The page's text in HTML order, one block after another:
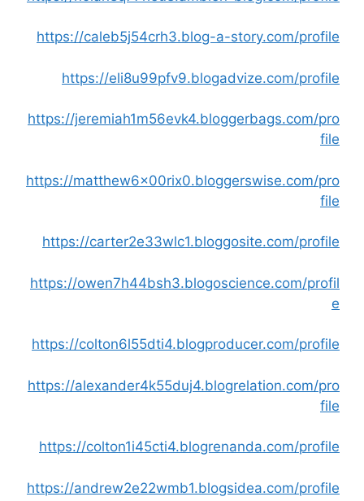
https://caleb5j54crh3.blog-a-story.com/profile
https://eli8u99pfv9.blogadvize.com/profile
https://jeremiah1m56evk4.bloggerbags.com/pro
file
https://matthew6x00rix0.bloggerswise.com/pro
file
https://carter2e33wlc1.bloggosite.com/profile
https://owen7h44bsh3.blogoscience.com/profil
e
https://colton6l55dti4.blogproducer.com/profile
https://alexander4k55duj4.blogrelation.com/pro
file
https://colton1i45cti4.blogrenanda.com/profile
https://andrew2e22wmb1.blogsidea.com/profile